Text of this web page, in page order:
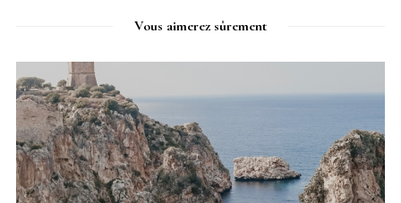
Vous aimerez sûrement